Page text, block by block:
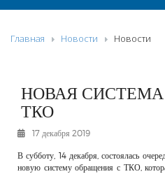
НОВОСТИ
К СВЕДЕНИЮ
КОНКУРСЫ
ФОТОРЕПОРТАЖИ
РЕКЛАМОДАТЕЛЯМ
Главная Новости Новости
НОВАЯ
ТКО
17 декабря 2019
В субботу, 14 декабря, состоялась
новую систему обращения с ТКО,